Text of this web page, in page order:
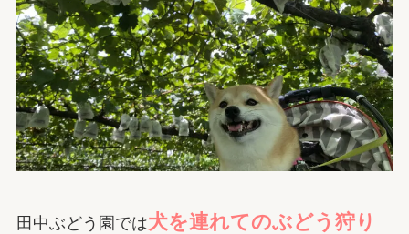
田中ぶどう園では犬を連れてのぶどう狩り